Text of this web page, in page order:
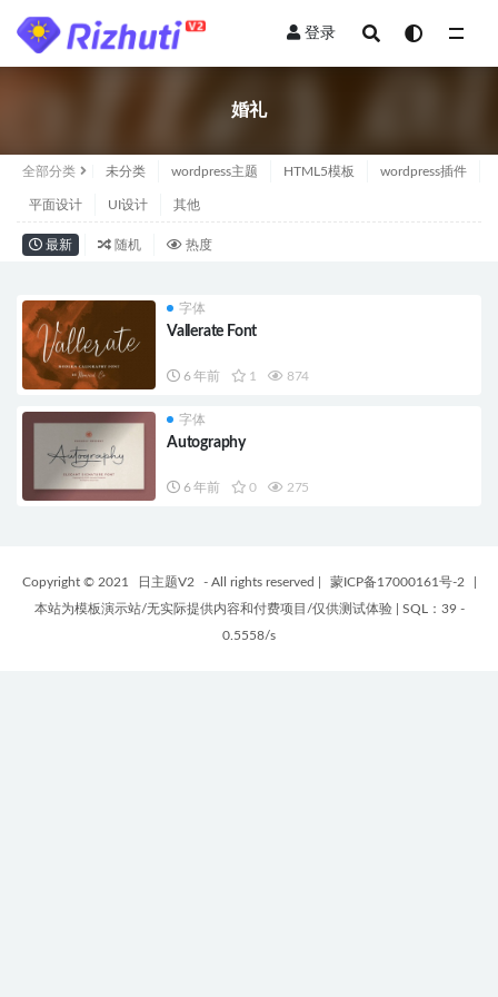
登录
婚礼
全部分类 未分类 wordpress主题 HTML5模板 wordpress插件
平面设计 UI设计 其他
最新 随机 热度
字体
Vallerate Font
6 年前 1 874
字体
Autography
6 年前 0 275
Copyright © 2021 日主题V2 - All rights reserved 蒙ICP备17000161号-2
本站为模板演示站/无实际提供内容和付费项目/仅供测试体验
SQL：39 -
0.5558/s